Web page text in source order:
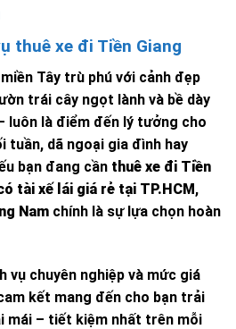
thuê xe đi Tiền Giang
Tây trù phú với cảnh đẹp
trái cây ngọt lành và bề dày
luôn là điểm đến lý tưởng cho
tuần, dã ngoại gia đình hay
bạn đang cần thuê xe đi Tiền
tài xế lái giá rẻ tại TP.HCM,
Nam chính là sự lựa chọn hoàn
vụ chuyên nghiệp và mức giá
kết mang đến cho bạn trải
mái – tiết kiệm nhất trên mỗi